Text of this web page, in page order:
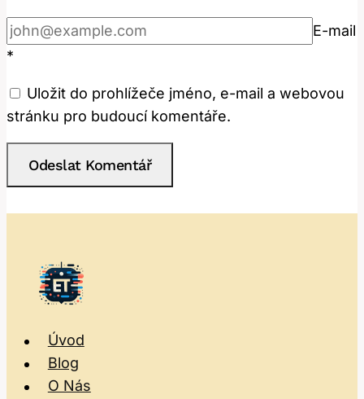
E-mail
*
Uložit do prohlížeče jméno, e-mail a webovou
stránku pro budoucí komentáře.
Úvod
Blog
O Nás